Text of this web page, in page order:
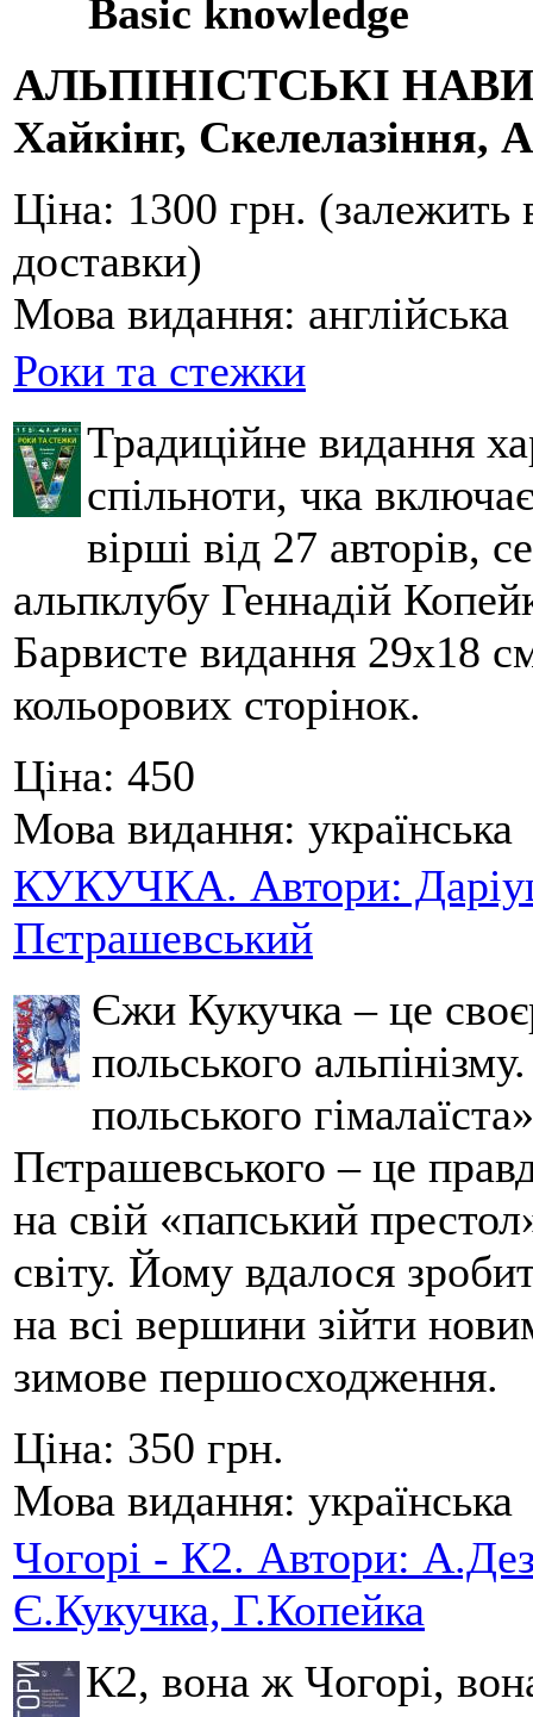
Basic knowledge
АЛЬПІНІСТСЬКІ
Хайкінг, Скелелазіння,
Ціна: 1300 грн. (залежить
доставки)
Мова видання: англійська
Роки та стежки
Традиційне видання
спільноти, чка
вірші від 27 авторів,
альпклубу Геннадій
Барвисте видання 29х18
кольорових сторінок.
Ціна: 450
Мова видання: українська
КУКУЧКА. Автори:
Пєтрашевський
Єжи Кукучка – це
польського
польського
Пєтрашевського – це
на свій «папський
світу. Йому вдалося
на всі вершини зійти
зимове першосходження.
Ціна: 350 грн.
Мова видання: українська
Чогорі - К2. Автори:
Є.Кукучка, Г.Копейка
К2, вона ж Чогорі,